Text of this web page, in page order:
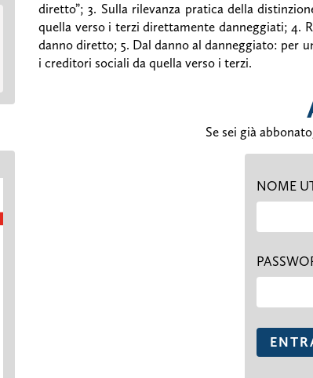
diretto”; 3. Sulla rilevanza pratica della
quella verso i terzi direttamente danneggiati; 4.
danno diretto; 5. Dal danno al danneggiato: per
i creditori sociali da quella verso i terzi.
Se sei già
NOME